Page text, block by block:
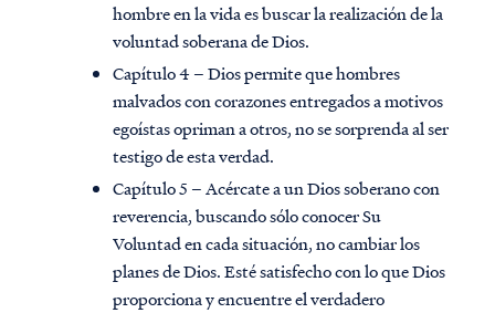
hombre en la vida es buscar la realización de la
voluntad soberana de Dios.
Capítulo 4 – Dios permite que hombres
malvados con corazones entregados a motivos
egoístas opriman a otros, no se sorprenda al ser
testigo de esta verdad.
Capítulo 5 – Acércate a un Dios soberano con
reverencia, buscando sólo conocer Su
Voluntad en cada situación, no cambiar los
planes de Dios. Esté satisfecho con lo que Dios
proporciona y encuentre el verdadero